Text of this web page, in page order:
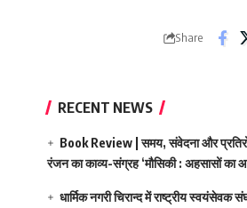
Share
RECENT NEWS
Book Review | समय, संवेदना और
रंजन का काव्य-संग्रह ‘मौसिकी : अहसासों का
धार्मिक नगरी चिरान्द में राष्ट्रीय स्वयंसेवक